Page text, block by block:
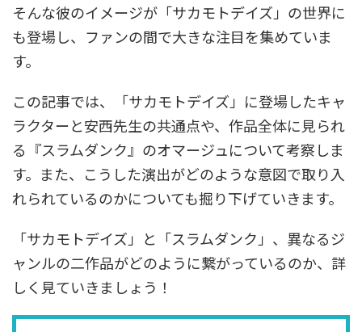
そんな彼のイメージが「サカモトデイズ」の世界に
も登場し、ファンの間で大きな注目を集めていま
す。
この記事では、「サカモトデイズ」に登場したキャ
ラクターと安西先生の共通点や、作品全体に見られ
る『スラムダンク』のオマージュについて考察しま
す。また、こうした演出がどのような意図で取り入
れられているのかについても掘り下げていきます。
「サカモトデイズ」と「スラムダンク」、異なるジ
ャンルの二作品がどのように繋がっているのか、詳
しく見ていきましょう！